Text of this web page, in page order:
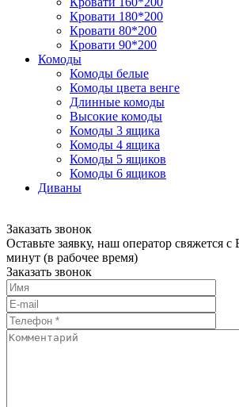
Кровати 180*200
Кровати 80*200
Кровати 90*200
Комоды
Комоды белые
Комоды цвета венге
Длинные комоды
Высокие комоды
Комоды 3 ящика
Комоды 4 ящика
Комоды 5 ящиков
Комоды 6 ящиков
Диваны
Заказать звонок
Оставьте заявку, наш оператор свяжется
минут (в рабочее время)
Заказать звонок